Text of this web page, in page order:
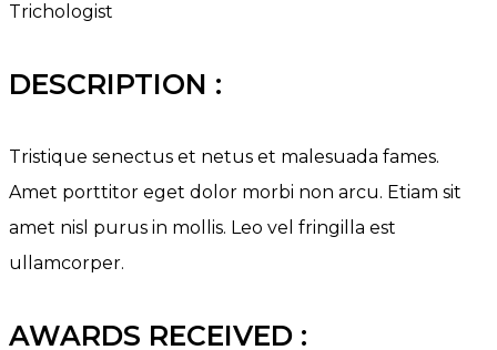
Trichologist
DESCRIPTION :
Tristique senectus et netus et malesuada fames.
Amet porttitor eget dolor morbi non arcu. Etiam sit
amet nisl purus in mollis. Leo vel fringilla est
ullamcorper.
AWARDS RECEIVED :